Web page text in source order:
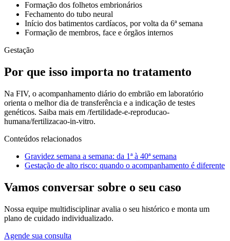
Formação dos folhetos embrionários
Fechamento do tubo neural
Início dos batimentos cardíacos, por volta da 6ª semana
Formação de membros, face e órgãos internos
Gestação
Por que isso importa no tratamento
Na FIV, o acompanhamento diário do embrião em laboratório
orienta o melhor dia de transferência e a indicação de testes
genéticos. Saiba mais em /fertilidade-e-reproducao-
humana/fertilizacao-in-vitro.
Conteúdos relacionados
Gravidez semana a semana: da 1ª à 40ª semana
Gestação de alto risco: quando o acompanhamento é diferente
Vamos conversar sobre o seu caso
Nossa equipe multidisciplinar avalia o seu histórico e monta um
plano de cuidado individualizado.
Agende sua consulta